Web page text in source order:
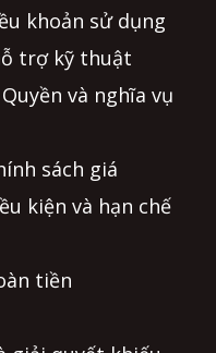
khoản sử dụng
trợ kỹ thuật
và nghĩa vụ
sách giá
kiện và hạn chế
tiền